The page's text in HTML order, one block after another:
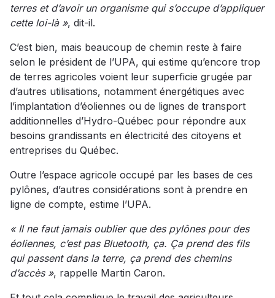
terres et d’avoir un organisme qui s’occupe d’appliquer
cette loi-là », dit-il.
C’est bien, mais beaucoup de chemin reste à faire
selon le président de l’UPA, qui estime qu’encore trop
de terres agricoles voient leur superficie grugée par
d’autres utilisations, notamment énergétiques avec
l’implantation d’éoliennes ou de lignes de transport
additionnelles d’Hydro-Québec pour répondre aux
besoins grandissants en électricité des citoyens et
entreprises du Québec.
Outre l’espace agricole occupé par les bases de ces
pylônes, d’autres considérations sont à prendre en
ligne de compte, estime l’UPA.
« Il ne faut jamais oublier que des pylônes pour des
éoliennes, c’est pas Bluetooth, ça. Ça prend des fils
qui passent dans la terre, ça prend des chemins
d’accès », rappelle Martin Caron.